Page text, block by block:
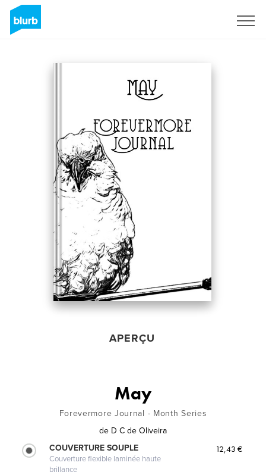
APERÇU
May
Forevermore Journal - Month Series
de D C de Oliveira
COUVERTURE SOUPLE
Couverture flexible laminée haute
brillance
12,43 €